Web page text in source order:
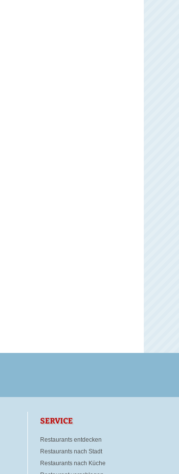
SERVICE
Restaurants entdecken
Restaurants nach Stadt
Restaurants nach Küche